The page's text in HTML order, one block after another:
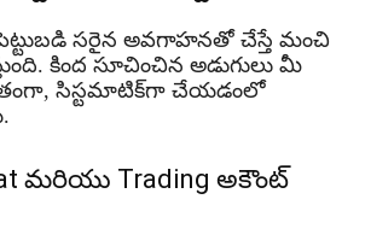
సరైన అవగాహనతో చేస్తే మంచి
కింద సూచించిన అడుగులు మీ
సిస్టమాటిక్‌గా చేయడంలో
మరియు Trading అకౌంట్